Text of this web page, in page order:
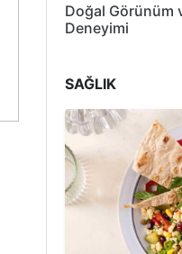
Doğal Görünüm
Deneyimi
SAĞLIK